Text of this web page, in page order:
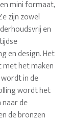
mini formaat,
zijn zowel
en
en design. Het
met het maken
in de
wordt het
de
de bronzen